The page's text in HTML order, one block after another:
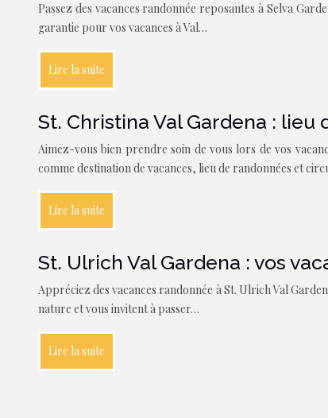
Passez des vacances randonnée reposantes à Selva
garantie pour vos vacances à Val…
Lire la suite
St. Christina Val Gardena :
Aimez-vous bien prendre soin de vous lors de vos
comme destination de vacances, lieu de randonnées et
Lire la suite
St. Ulrich Val Gardena : vos
Appréciez des vacances randonnée à St. Ulrich Val
nature et vous invitent à passer…
Lire la suite